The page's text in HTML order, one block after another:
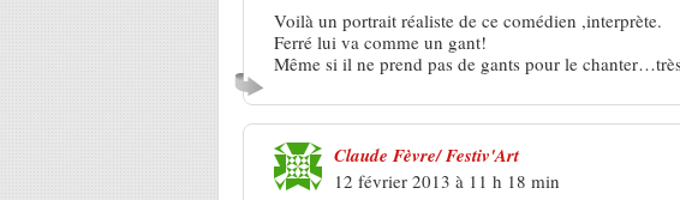
Voilà un portrait réaliste de ce comédien ,interprète.
Ferré lui va comme un gant!
Même si il ne prend pas de gants pour le
Claude Fèvre/ Festiv'Art
12 février 2013 à 11 h 18 min